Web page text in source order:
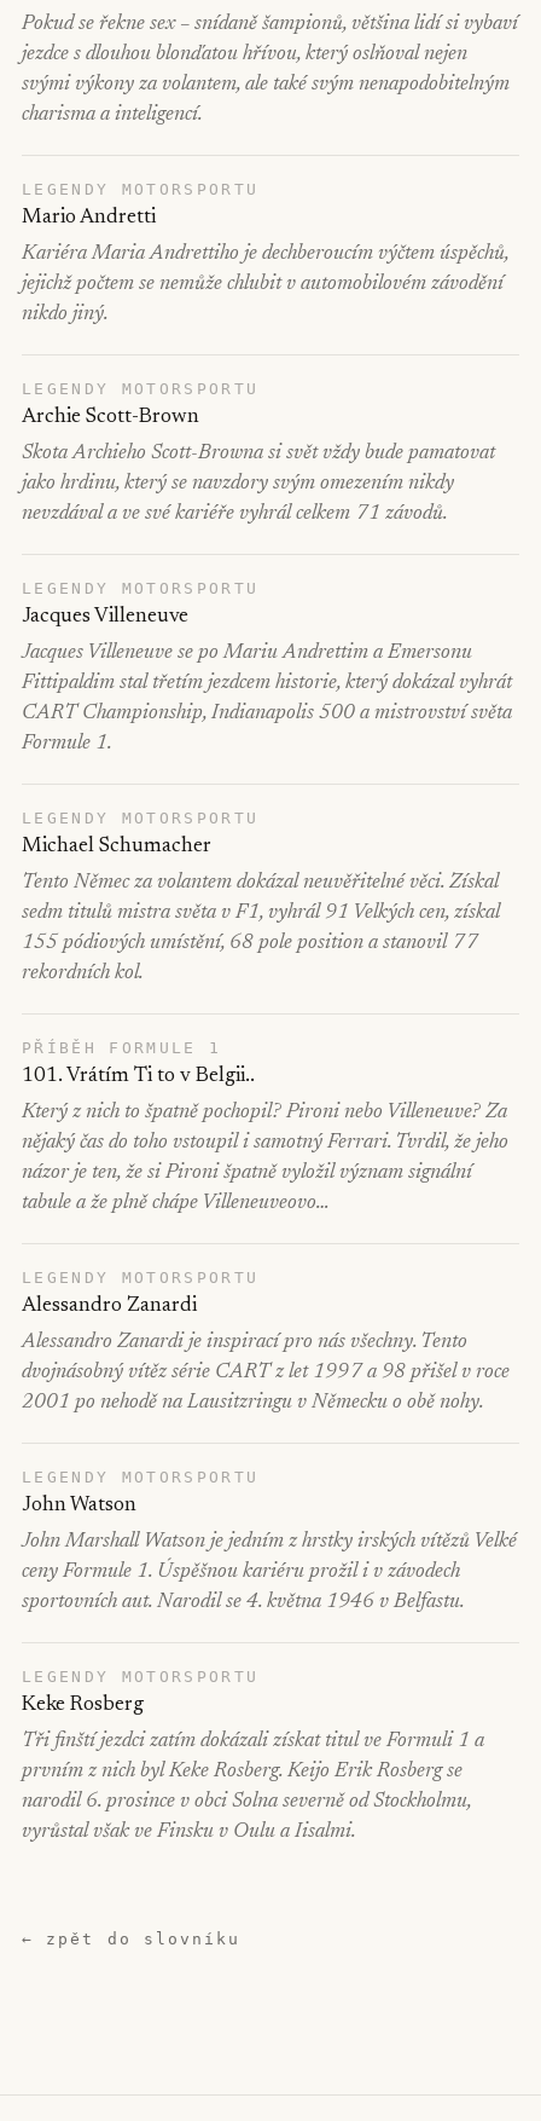
Pokud se řekne sex – snídaně šampionů, většina lidí si vybaví
jezdce s dlouhou blonďatou hřívou, který oslňoval nejen
svými výkony za volantem, ale také svým nenapodobitelným
charisma a inteligencí.
LEGENDY MOTORSPORTU
Mario Andretti
Kariéra Maria Andrettiho je dechberoucím výčtem úspěchů,
jejichž počtem se nemůže chlubit v automobilovém závodění
nikdo jiný.
LEGENDY MOTORSPORTU
Archie Scott-Brown
Skota Archieho Scott-Browna si svět vždy bude pamatovat
jako hrdinu, který se navzdory svým omezením nikdy
nevzdával a ve své kariéře vyhrál celkem 71 závodů.
LEGENDY MOTORSPORTU
Jacques Villeneuve
Jacques Villeneuve se po Mariu Andrettim a Emersonu
Fittipaldim stal třetím jezdcem historie, který dokázal vyhrát
CART Championship, Indianapolis 500 a mistrovství světa
Formule 1.
LEGENDY MOTORSPORTU
Michael Schumacher
Tento Němec za volantem dokázal neuvěřitelné věci. Získal
sedm titulů mistra světa v F1, vyhrál 91 Velkých cen, získal
155 pódiových umístění, 68 pole position a stanovil 77
rekordních kol.
PŘÍBĚH FORMULE 1
101. Vrátím Ti to v Belgii..
Který z nich to špatně pochopil? Pironi nebo Villeneuve? Za
nějaký čas do toho vstoupil i samotný Ferrari. Tvrdil, že jeho
názor je ten, že si Pironi špatně vyložil význam signální
tabule a že plně chápe Villeneuveovo…
LEGENDY MOTORSPORTU
Alessandro Zanardi
Alessandro Zanardi je inspirací pro nás všechny. Tento
dvojnásobný vítěz série CART z let 1997 a 98 přišel v roce
2001 po nehodě na Lausitzringu v Německu o obě nohy.
LEGENDY MOTORSPORTU
John Watson
John Marshall Watson je jedním z hrstky irských vítězů Velké
ceny Formule 1. Úspěšnou kariéru prožil i v závodech
sportovních aut. Narodil se 4. května 1946 v Belfastu.
LEGENDY MOTORSPORTU
Keke Rosberg
Tři finští jezdci zatím dokázali získat titul ve Formuli 1 a
prvním z nich byl Keke Rosberg. Keijo Erik Rosberg se
narodil 6. prosince v obci Solna severně od Stockholmu,
vyrůstal však ve Finsku v Oulu a Iisalmi.
← zpět do slovníku